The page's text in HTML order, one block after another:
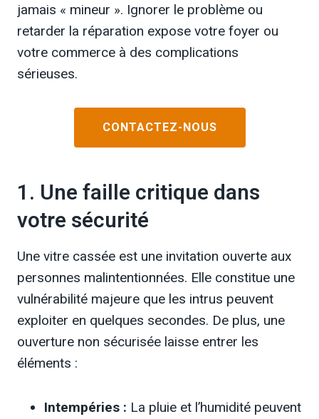
jamais « mineur ». Ignorer le problème ou
retarder la réparation expose votre foyer ou
votre commerce à des complications
sérieuses.
CONTACTEZ-NOUS
1. Une faille critique dans
votre sécurité
Une vitre cassée est une invitation ouverte aux
personnes malintentionnées. Elle constitue une
vulnérabilité majeure que les intrus peuvent
exploiter en quelques secondes. De plus, une
ouverture non sécurisée laisse entrer les
éléments :
Intempéries : La pluie et l’humidité peuvent